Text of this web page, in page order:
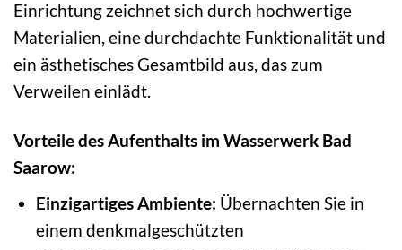
Einrichtung zeichnet sich durch hochwertige
Materialien, eine durchdachte Funktionalität und
ein ästhetisches Gesamtbild aus, das zum
Verweilen einlädt.
Vorteile des Aufenthalts im Wasserwerk Bad
Saarow:
Einzigartiges Ambiente: Übernachten Sie in
einem denkmalgeschützten